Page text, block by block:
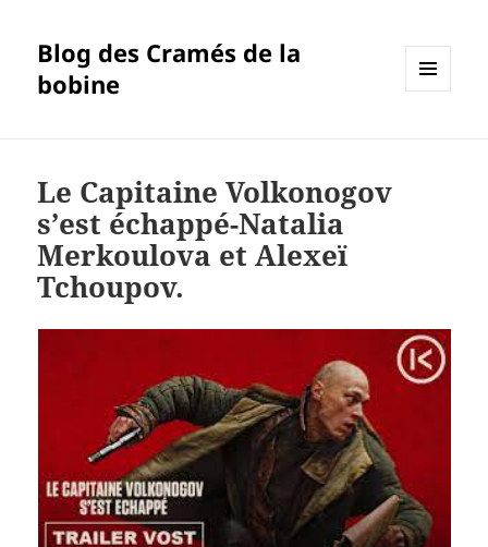
Blog des Cramés de la
bobine
Le Capitaine Volkonogov
s’est échappé-Natalia
Merkoulova et Alexeï
Tchoupov.